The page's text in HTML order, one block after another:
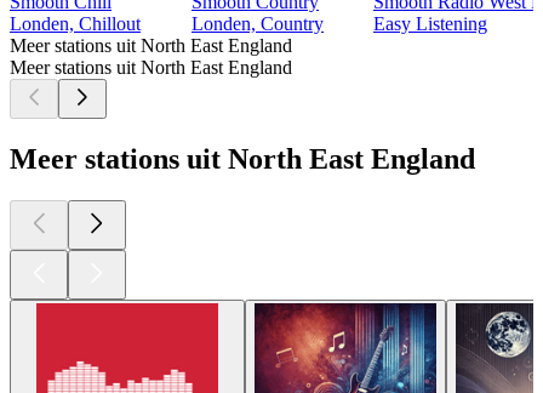
Londen, Chillout
Londen, Country
Easy Listening
Meer stations uit North East England
Meer stations uit North East England
Meer stations uit North East England